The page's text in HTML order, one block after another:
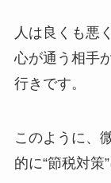
人は良くも悪
心が通う相手
行きです。
このように、
的に“節税対策